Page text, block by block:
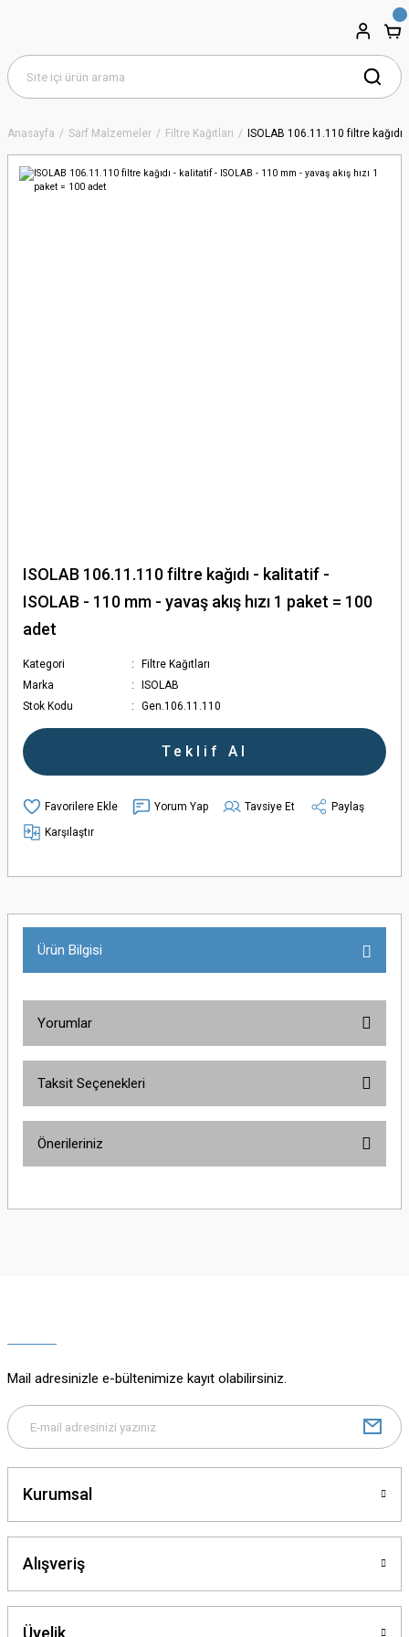
Anasayfa Sarf Malzemeler Filtre Kağıtları ISOLAB 106.11.110 filtre
ISOLAB 106.11.110 filtre kağıdı - kalitatif -
ISOLAB - 110 mm - yavaş akış hızı 1 paket = 100
adet
Kategori
Filtre Kağıtları
Marka
ISOLAB
Stok Kodu
Gen.106.11.110
Teklif Al
Yorum Yap Tavsiye Et
Paylaş
Karşılaştır
Ürün Bilgisi
Yorumlar
Taksit Seçenekleri
Önerileriniz
yetersiz gördüğünüz noktaları öneri formunu kullanarak tarafımıza
Bu ürüne benzer farklı alternatifler olmalı.
Mail adresinizle e-bültenimize kayıt olabilirsiniz.
Kurumsal
Alışveriş
Üyelik